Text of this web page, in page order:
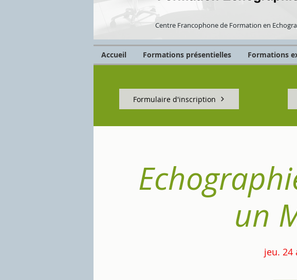
Centre Francophone de Formation en
Accueil Formations présentielles Formations
Formulaire d'inscription
un
jeu. 24